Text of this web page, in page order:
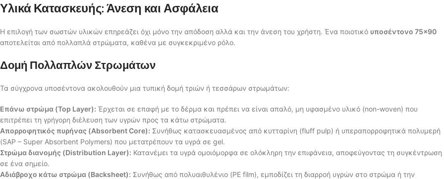
Υλικά Κατασκευής: Άνεση και Ασφάλεια
Η επιλογή των σωστών υλικών επηρεάζει όχι μόνο την απόδοση αλλά και την άνεση του χρήστη. Ένα ποιοτικό υποσέντονο 75×90
αποτελείται από πολλαπλά στρώματα, καθένα με συγκεκριμένο ρόλο.
Δομή Πολλαπλών Στρωμάτων
Τα σύγχρονα υποσέντονα ακολουθούν μια τυπική δομή τριών ή τεσσάρων στρωμάτων:
Επάνω στρώμα (Top Layer): Έρχεται σε επαφή με το δέρμα και πρέπει να είναι απαλό, μη υφασμένο υλικό (non-woven) που
επιτρέπει τη γρήγορη διέλευση των υγρών προς τα κάτω στρώματα.
Απορροφητικός πυρήνας (Absorbent Core): Συνήθως κατασκευασμένος από κυτταρίνη (fluff pulp) ή υπεραπορροφητικά πολυμερή
(SAP – Super Absorbent Polymers) που μετατρέπουν τα υγρά σε gel.
Στρώμα διανομής (Distribution Layer): Κατανέμει τα υγρά ομοιόμορφα σε ολόκληρη την επιφάνεια, αποφεύγοντας τη συγκέντρωση
σε ένα σημείο.
Αδιάβροχο κάτω στρώμα (Backsheet): Συνήθως από πολυαιθυλένιο (PE film), εμποδίζει τη διαρροή υγρών στο στρώμα ή την